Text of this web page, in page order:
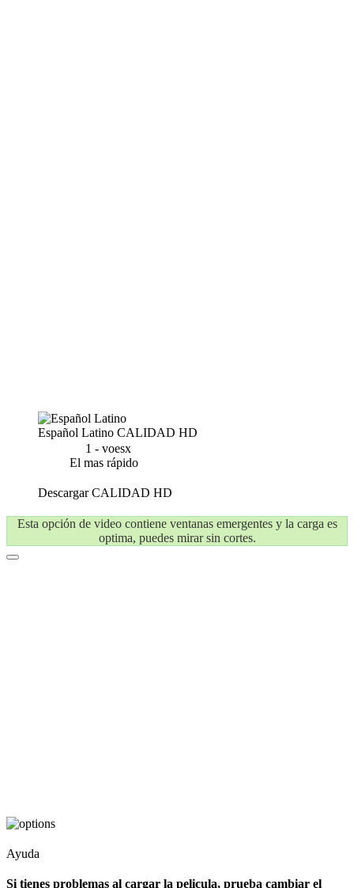
Español Latino CALIDAD HD
1 - voesx
El mas rápido
DescargarCALIDAD HD
Esta opción de video contiene ventanas emergentes y la carga es
optima, puedes mirar sin cortes.
Ayuda
Si tienes problemas al cargar la pelicula, prueba cambiar el